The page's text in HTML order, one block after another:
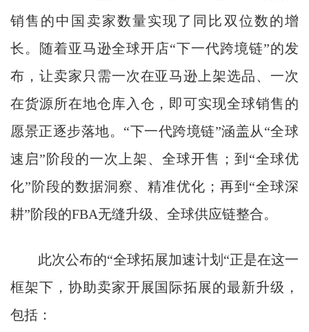
销售的中国卖家数量实现了同比双位数的增
长。随着亚马逊全球开店“下一代跨境链”的发
布，让卖家只需一次在亚马逊上架选品、一次
在货源所在地仓库入仓，即可实现全球销售的
愿景正逐步落地。“下一代跨境链”涵盖从“全球
速启”阶段的一次上架、全球开售；到“全球优
化”阶段的数据洞察、精准优化；再到“全球深
耕”阶段的FBA无缝升级、全球供应链整合。
此次公布的“全球拓展加速计划“正是在这一
框架下，协助卖家开展国际拓展的最新升级，
包括：